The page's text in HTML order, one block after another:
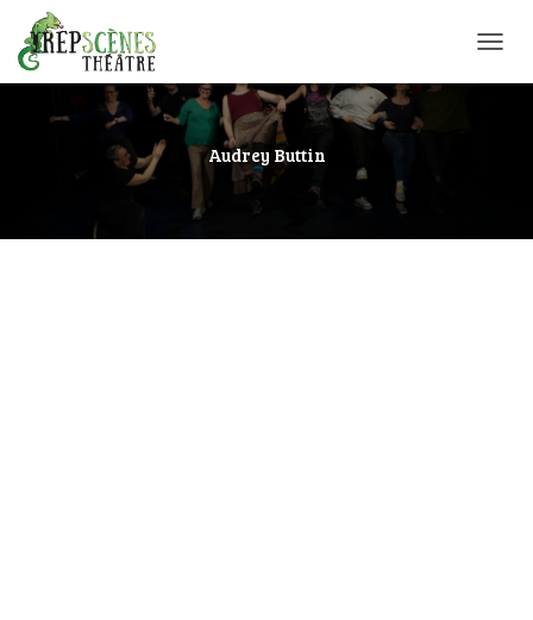
LA
Audrey Buttin